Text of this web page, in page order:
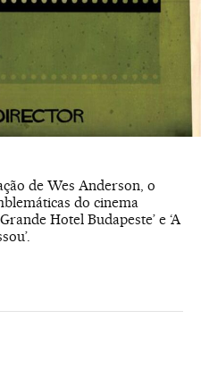
de Wes Anderson, o
do cinema
Hotel Budapeste’ e ‘A